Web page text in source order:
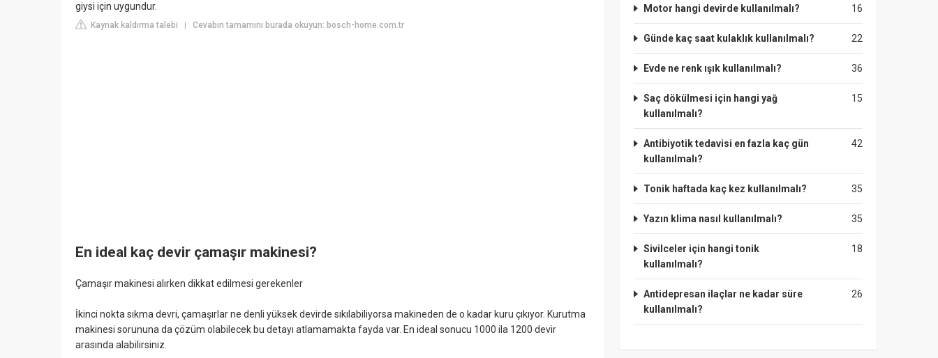
giysi için uygundur.
Kaynak kaldırma talebi | Cevabın tamamını burada okuyun: bosch-home.com.tr
En ideal kaç devir çamaşır makinesi?
Çamaşır makinesi alırken dikkat edilmesi gerekenler
İkinci nokta sıkma devri, çamaşırlar ne denli yüksek devirde sıkılabiliyorsa makineden de o kadar kuru çıkıyor. Kurutma
makinesi sorununa da çözüm olabilecek bu detayı atlamamakta fayda var. En ideal sonucu 1000 ila 1200 devir
arasında alabilirsiniz.
16
Motor hangi devirde kullanılmalı?
22
Günde kaç saat kulaklık kullanılmalı?
36
Evde ne renk ışık kullanılmalı?
15
Saç dökülmesi için hangi yağ
kullanılmalı?
42
Antibiyotik tedavisi en fazla kaç gün
kullanılmalı?
35
Tonik haftada kaç kez kullanılmalı?
35
Yazın klima nasıl kullanılmalı?
18
Sivilceler için hangi tonik
kullanılmalı?
26
Antidepresan ilaçlar ne kadar süre
kullanılmalı?